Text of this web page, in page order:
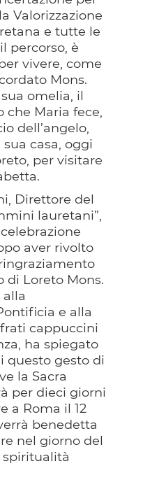
Valorizzazione
e tutte le
percorso, è
vivere, come
Mons.
omelia, il
che Maria fece,
dell’angelo,
casa, oggi
per visitare
Direttore del
lauretani”,
aver rivolto
di Loreto Mons.
alla
e alla
cappuccini
ha spiegato
questo gesto di
la Sacra
per dieci giorni
a Roma il 12
benedetta
nel giorno del